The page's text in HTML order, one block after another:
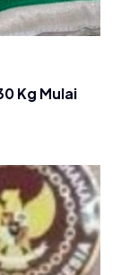
Kg Mulai